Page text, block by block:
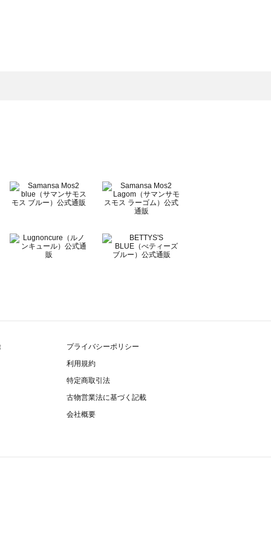
プライバシーポリシー
利用規約
特定商取引法
古物営業法に基づく記載
会社概要